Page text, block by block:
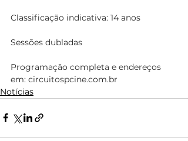
Classificação indicativa: 14 anos
Sessões dubladas
Programação completa e endereços
em: circuitospcine.com.br
Notícias